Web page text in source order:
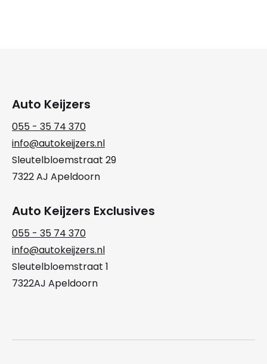
Auto Keijzers
055 - 35 74 370
info@autokeijzers.nl
Sleutelbloemstraat 29
7322 AJ Apeldoorn
Auto Keijzers Exclusives
055 - 35 74 370
info@autokeijzers.nl
Sleutelbloemstraat 1
7322AJ Apeldoorn